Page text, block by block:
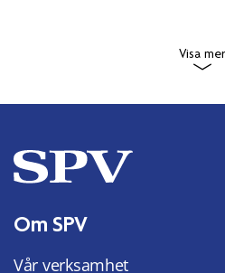
Visa mer
Om SPV
Vår verksamhet